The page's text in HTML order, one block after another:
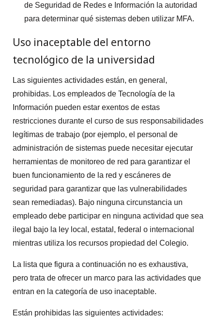
de Seguridad de Redes e Información la autoridad
para determinar qué sistemas deben utilizar MFA.
Uso inaceptable del entorno
tecnológico de la universidad
Las siguientes actividades están, en general,
prohibidas. Los empleados de Tecnología de la
Información pueden estar exentos de estas
restricciones durante el curso de sus responsabilidades
legítimas de trabajo (por ejemplo, el personal de
administración de sistemas puede necesitar ejecutar
herramientas de monitoreo de red para garantizar el
buen funcionamiento de la red y escáneres de
seguridad para garantizar que las vulnerabilidades
sean remediadas). Bajo ninguna circunstancia un
empleado debe participar en ninguna actividad que sea
ilegal bajo la ley local, estatal, federal o internacional
mientras utiliza los recursos propiedad del Colegio.
La lista que figura a continuación no es exhaustiva,
pero trata de ofrecer un marco para las actividades que
entran en la categoría de uso inaceptable.
Están prohibidas las siguientes actividades: